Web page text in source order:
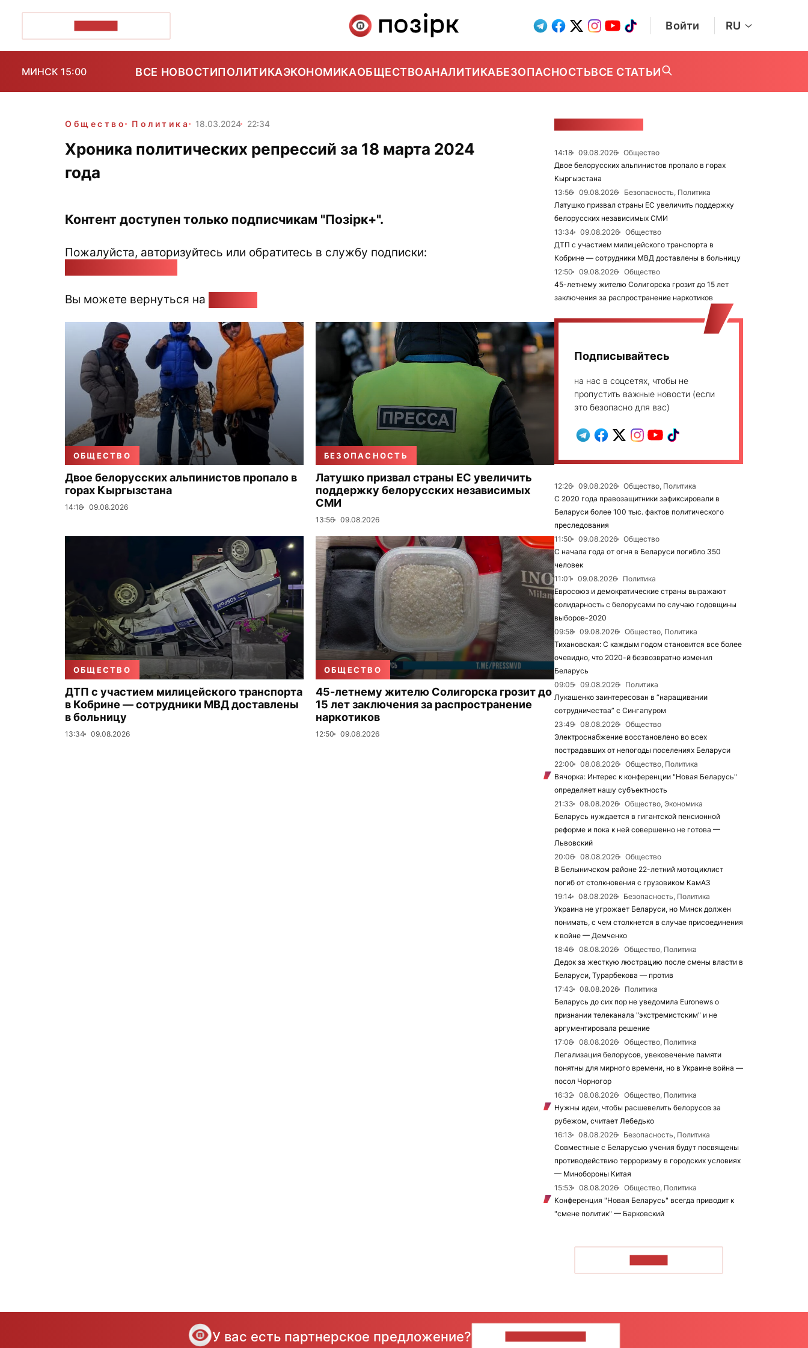
Войти RU
МИНСК 15:00 ВСЕ НОВОСТИПОЛИТИКАЭКОНОМИКАОБЩЕСТВОАНАЛИТИКАБЕЗОПАСНОСТЬВСЕ СТАТЬИ
Общество Политика 18.03.2024 22:34
Хроника политических репрессий за 18 марта 2024
года
Контент доступен только подписчикам "Позірк+".
Пожалуйста, авторизуйтесь или обратитесь в службу подписки:
Вы можете вернуться на
ОБЩЕСТВО
Двое белорусских альпинистов пропало в
горах Кыргызстана
14:18 09.08.2026
БЕЗОПАСНОСТЬ
Латушко призвал страны ЕС увеличить
поддержку белорусских независимых
СМИ
13:56 09.08.2026
ОБЩЕСТВО
ДТП с участием милицейского транспорта
в Кобрине — сотрудники МВД доставлены
в больницу
13:34 09.08.2026
ОБЩЕСТВО
45-летнему жителю Солигорска грозит до
15 лет заключения за распространение
наркотиков
12:50 09.08.2026
14:18 09.08.2026
Общество
Двое белорусских альпинистов пропало в горах
Кыргызстана
13:56
09.08.2026
Безопасность, Политика
Латушко призвал страны ЕС увеличить поддержку
белорусских независимых СМИ
13:34
09.08.2026
Общество
ДТП с участием милицейского транспорта в
Кобрине — сотрудники МВД доставлены в больницу
12:50
09.08.2026
Общество
45-летнему жителю Солигорска грозит до 15 лет
заключения за распространение наркотиков
Подписывайтесь
на нас в соцсетях, чтобы не
пропустить важные новости (если
это безопасно для вас)
12:26 09.08.2026
Общество, Политика
С 2020 года правозащитники зафиксировали в
Беларуси более 100 тыс. фактов политического
преследования
11:50
09.08.2026
Общество
С начала года от огня в Беларуси погибло 350
человек
11:01
09.08.2026
Политика
Евросоюз и демократические страны выражают
солидарность с белорусами по случаю годовщины
выборов-2020
09:58
09.08.2026
Общество, Политика
Тихановская: С каждым годом становится все более
очевидно, что 2020-й безвозвратно изменил
Беларусь
09:05
09.08.2026
Политика
Лукашенко заинтересован в “наращивании
сотрудничества” с Сингапуром
23:49
08.08.2026
Общество
Электроснабжение восстановлено во всех
пострадавших от непогоды поселениях Беларуси
22:00
08.08.2026
Общество, Политика
Вячорка: Интерес к конференции "Новая Беларусь"
определяет нашу субъектность
21:33
08.08.2026
Общество, Экономика
Беларусь нуждается в гигантской пенсионной
реформе и пока к ней совершенно не готова —
Львовский
20:06
08.08.2026
Общество
В Белыничском районе 22-летний мотоциклист
погиб от столкновения с грузовиком КамАЗ
19:14
08.08.2026
Безопасность, Политика
Украина не угрожает Беларуси, но Минск должен
понимать, с чем столкнется в случае присоединения
к войне — Демченко
18:46
08.08.2026
Общество, Политика
Дедок за жесткую люстрацию после смены власти в
Беларуси, Турарбекова — против
17:43
08.08.2026
Политика
Беларусь до сих пор не уведомила Euronews о
признании телеканала "экстремистским" и не
аргументировала решение
17:08
08.08.2026
Общество, Политика
Легализация белорусов, увековечение памяти
понятны для мирного времени, но в Украине война —
посол Чорногор
16:32
08.08.2026
Общество, Политика
Нужны идеи, чтобы расшевелить белорусов за
рубежом, считает Лебедько
16:13
08.08.2026
Безопасность, Политика
Совместные с Беларусью учения будут посвящены
противодействию терроризму в городских условиях
— Минобороны Китая
15:53
08.08.2026
Общество, Политика
Конференция "Новая Беларусь" всегда приводит к
"смене политик" — Барковский
У вас есть партнерское предложение?